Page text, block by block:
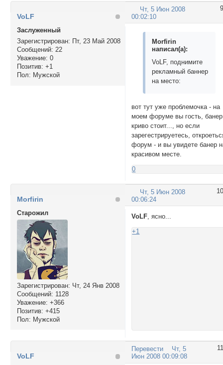
9
Чт, 5 Июн 2008
00:02:10
VoLF
Заслуженный
Зарегистрирован: Пт, 23 Май 2008
Сообщений: 22
Уважение: 0
Позитив: +1
Пол: Мужской
Morfirin
написал(а):
VoLF, поднимите
рекламный баннер
на место:
вот тут уже проблемочка - на
моем форуме вы гость, банер
криво стоит..., но если
зарегестрируетесь,
форум - и вы увидете банер
красивом месте.
0
10
Чт, 5 Июн 2008
00:06:24
Morfirin
Cтарожил
Зарегистрирован: Чт, 24 Янв 2008
Сообщений: 1128
Уважение: +366
Позитив: +415
Пол: Мужской
VoLF, ясно...
+1
Перевести 11
Чт, 5
Июн 2008 00:09:08
VoLF